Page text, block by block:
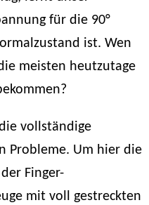
für die 90°
ist. Wen
meisten heutzutage
vollständige
Probleme. Um hier die
Finger-
mit voll gestreckten